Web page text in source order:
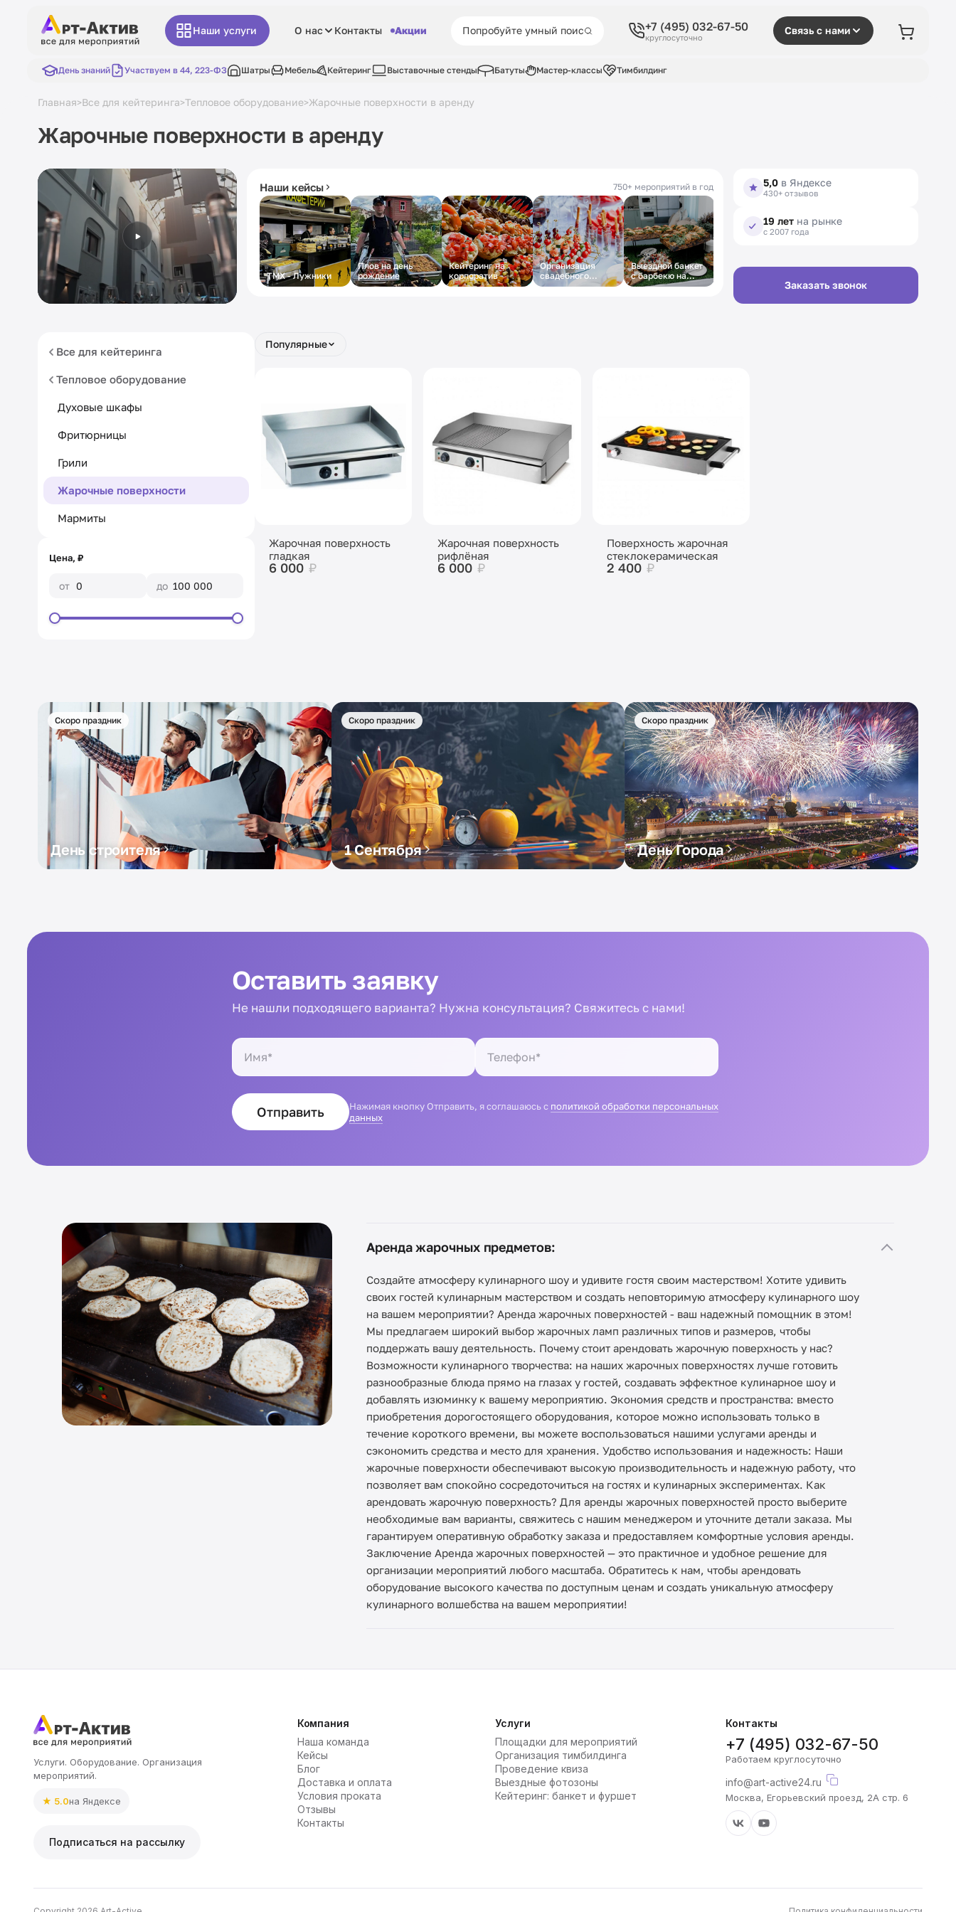
Наши услуги О нас Контакты Акции +7 (495) 032-67-50
круглосуточно
Связь с нами
День знаний Участвуем в 44, 223-ФЗ Шатры Мебель Кейтеринг Выставочные стенды Батуты Мастер-классы Тимбилдинг
Главная>Все для кейтеринга>Тепловое оборудование>Жарочные поверхности в аренду
Жарочные поверхности в аренду
Наши кейсы 750+ мероприятий в год
ТМХ - Лужники
Плов на день
рождение
Кейтеринг на
корпоратив
Организация
свадебного
кейтеринга
Выездной банкет
с барбекю на
свадьбу
5,0 в Яндексе
430+ отзывов
19 лет на рынке
с 2007 года
Заказать звонок
Все для кейтеринга
Тепловое оборудование
Духовые шкафы
Фритюрницы
Грили
Жарочные поверхности
Мармиты
Цена, ₽
от до
Популярные
Жарочная поверхность
гладкая
6 000 ₽
Жарочная поверхность
рифлёная
6 000 ₽
Поверхность жарочная
стеклокерамическая
2 400 ₽
Скоро праздник
День строителя
Скоро праздник
1 Сентября
Скоро праздник
День Города
Оставить заявку
Не нашли подходящего варианта? Нужна консультация? Свяжитесь с нами!
Отправить Нажимая кнопку Отправить, я соглашаюсь с политикой обработки персональных
данных
Аренда жарочных предметов:
Cоздайте атмосферу кулинарного шоу и удивите гостя своим мастерством! Хотите удивить
своих гостей кулинарным мастерством и создать неповторимую атмосферу кулинарного шоу
на вашем мероприятии? Аренда жарочных поверхностей - ваш надежный помощник в этом!
Мы предлагаем широкий выбор жарочных ламп различных типов и размеров, чтобы
поддержать вашу деятельность. Почему стоит арендовать жарочную поверхность у нас?
Возможности кулинарного творчества: на наших жарочных поверхностях лучше готовить
разнообразные блюда прямо на глазах у гостей, создавать эффектное кулинарное шоу и
добавлять изюминку к вашему мероприятию. Экономия средств и пространства: вместо
приобретения дорогостоящего оборудования, которое можно использовать только в
течение короткого времени, вы можете воспользоваться нашими услугами аренды и
сэкономить средства и место для хранения. Удобство использования и надежность: Наши
жарочные поверхности обеспечивают высокую производительность и надежную работу, что
позволяет вам спокойно сосредоточиться на гостях и кулинарных экспериментах. Как
арендовать жарочную поверхность? Для аренды жарочных поверхностей просто выберите
необходимые вам варианты, свяжитесь с нашим менеджером и уточните детали заказа. Мы
гарантируем оперативную обработку заказа и предоставляем комфортные условия аренды.
Заключение Аренда жарочных поверхностей — это практичное и удобное решение для
организации мероприятий любого масштаба. Обратитесь к нам, чтобы арендовать
оборудование высокого качества по доступным ценам и создать уникальную атмосферу
кулинарного волшебства на вашем мероприятии!
Услуги. Оборудование. Организация
мероприятий.
★ 5.0на Яндексе
Подписаться на рассылку
Компания
Наша команда
Кейсы
Блог
Доставка и оплата
Условия проката
Отзывы
Контакты
Услуги
Площадки для мероприятий
Организация тимбилдинга
Проведение квиза
Выездные фотозоны
Кейтеринг: банкет и фуршет
Контакты
+7 (495) 032-67-50
Работаем круглосуточно
info@art-active24.ru
Москва, Егорьевский проезд, 2А стр. 6